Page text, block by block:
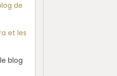
de
et les
blog